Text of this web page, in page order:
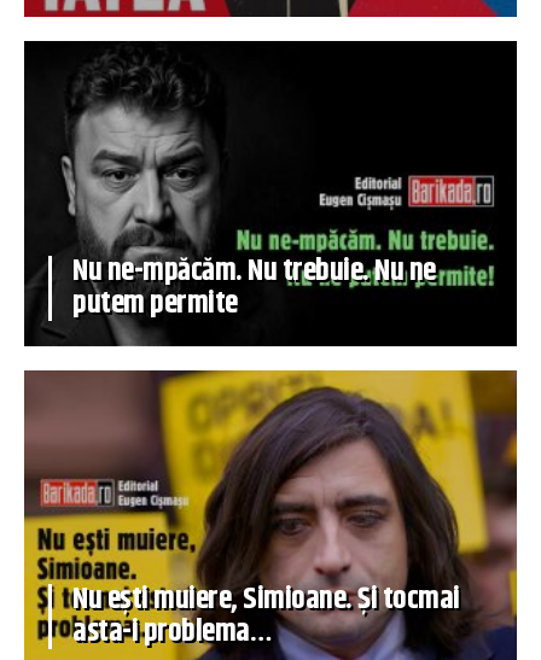
Nu ne-mpăcăm. Nu trebuie. Nu ne
putem permite
Nu ești muiere, Simioane. Și tocmai
asta-i problema…